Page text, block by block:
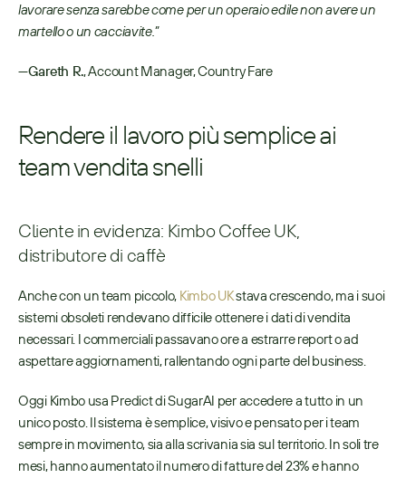
lavorare senza sarebbe come per un operaio edile non avere un
martello o un cacciavite.”
—Gareth R., Account Manager, Country Fare
Rendere il lavoro più semplice ai
team vendita snelli
Cliente in evidenza: Kimbo Coffee UK,
distributore di caffè
Anche con un team piccolo, Kimbo UK stava crescendo, ma i suoi
sistemi obsoleti rendevano difficile ottenere i dati di vendita
necessari. I commerciali passavano ore a estrarre report o ad
aspettare aggiornamenti, rallentando ogni parte del business.
Oggi Kimbo usa Predict di SugarAI per accedere a tutto in un
unico posto. Il sistema è semplice, visivo e pensato per i team
sempre in movimento, sia alla scrivania sia sul territorio. In soli tre
mesi, hanno aumentato il numero di fatture del 23% e hanno